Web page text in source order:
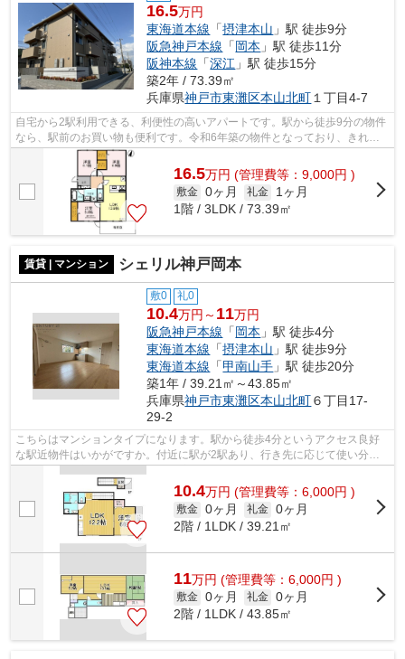
16.5万円
東海道本線 「摂津本山 」駅 徒歩9分
阪急神戸本線 「岡本 」駅 徒歩11分
阪神本線 「深江 」駅 徒歩15分
築2年 / 73.39㎡
兵庫県神戸市東灘区本山北町 １丁目4-7
自宅から2駅利用できる、利便性の高いアパートです。駅から徒歩9分の物件
なら、駅前のお買い物も便利です。令和6年築の物件となっており、きれい
な室内が魅力となっています。こちらの...
16.5万円 (管理費等：9,000円 )
敷金 0ヶ月 礼金
1ヶ月
1階 / 3LDK / 73.39㎡
賃貸 | マンション シェリル神戸岡本
敷0 礼0
10.4万円～ 11万円
阪急神戸本線 「岡本 」駅 徒歩4分
東海道本線 「摂津本山 」駅 徒歩9分
東海道本線 「甲南山手 」駅 徒歩20分
築1年 / 39.21㎡～43.85㎡
兵庫県神戸市東灘区本山北町６丁目17-
29-2
こちらはマンションタイプになります。駅から徒歩4分というアクセス良好
な駅近物件はいかがですか。付近に駅が2駅あり、行き先に応じて使い分け
ができます。初期費用のカード決済がで...
10.4万円 (管理費等：6,000円 )
敷金 0ヶ月 礼金 0ヶ月
2階 / 1LDK / 39.21㎡
11万円 (管理費等：6,000円 )
敷金 0ヶ月 礼金 0ヶ月
2階 / 1LDK / 43.85㎡